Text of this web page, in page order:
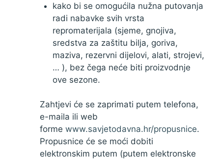
kako bi se omogućila nužna putovanja
radi nabavke svih vrsta
repromaterijala (sjeme, gnojiva,
sredstva za zaštitu bilja, goriva,
maziva, rezervni dijelovi, alati, strojevi,
… ), bez čega neće biti proizvodnje
ove sezone.
Zahtjevi će se zaprimati putem telefona,
e-maila ili web
forme www.savjetodavna.hr/propusnice.
Propusnice će se moći dobiti
elektronskim putem (putem elektronske